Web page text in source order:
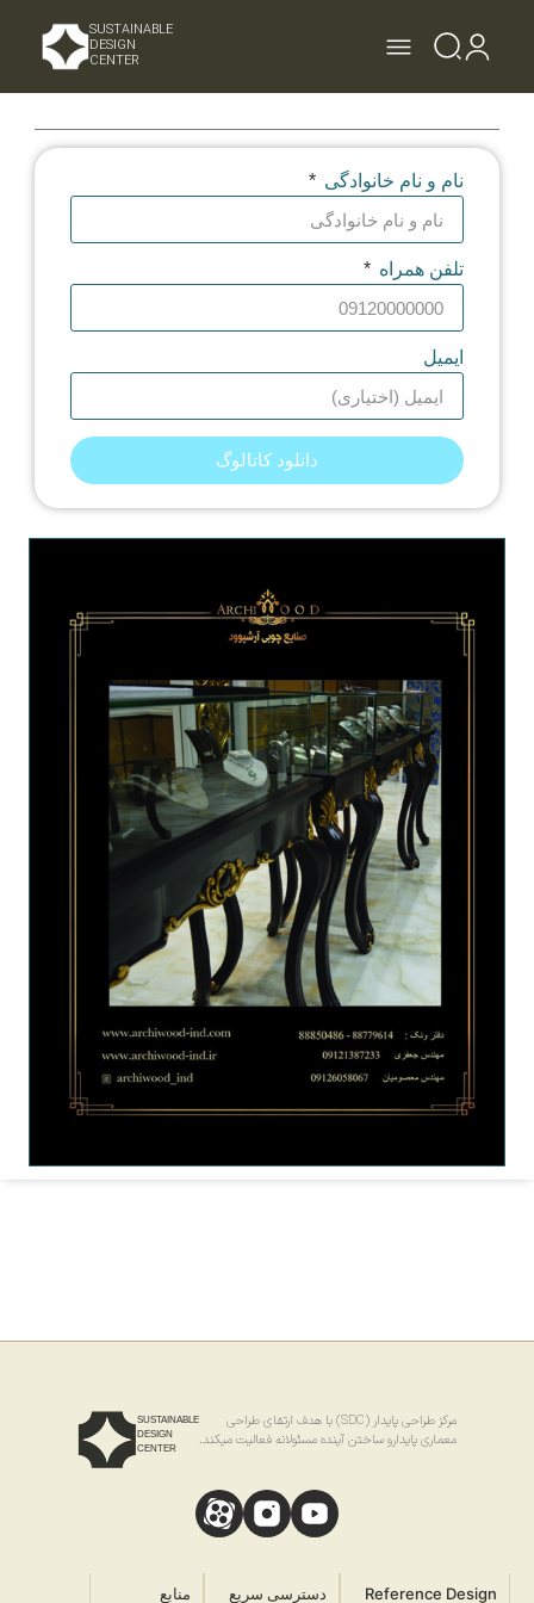
SUSTAINABLE
DESIGN
CENTER
نام و نام خانوادگی
تلفن همراه
ایمیل
دانلود کاتالوگ
مرکز طراحی پایدار (SDC) با هدف ارتقای طراحی
معماری پایدارو ساختن آینده مسئولانه فعالیت میکند.
SUSTAINABLE
DESIGN
CENTER
Reference Design دسترسی سریع منابع